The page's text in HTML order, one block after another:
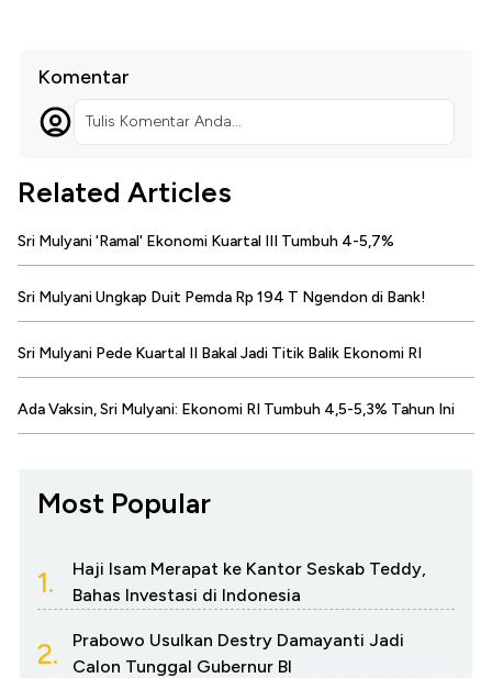
Komentar
Tulis Komentar Anda...
Related Articles
Sri Mulyani 'Ramal' Ekonomi Kuartal III Tumbuh 4-5,7%
Sri Mulyani Ungkap Duit Pemda Rp 194 T Ngendon di Bank!
Sri Mulyani Pede Kuartal II Bakal Jadi Titik Balik Ekonomi RI
Ada Vaksin, Sri Mulyani: Ekonomi RI Tumbuh 4,5-5,3% Tahun Ini
Most Popular
1.
Haji Isam Merapat ke Kantor Seskab Teddy,
Bahas Investasi di Indonesia
2.
Prabowo Usulkan Destry Damayanti Jadi
Calon Tunggal Gubernur BI